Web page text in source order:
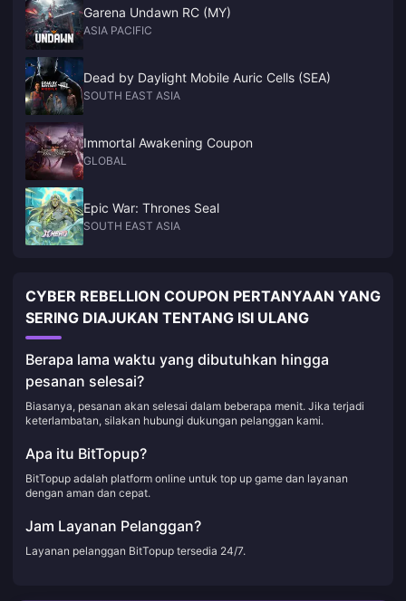
Garena Undawn RC (MY)
ASIA PACIFIC
Dead by Daylight Mobile Auric Cells (SEA)
SOUTH EAST ASIA
Immortal Awakening Coupon
GLOBAL
Epic War: Thrones Seal
SOUTH EAST ASIA
CYBER REBELLION COUPON PERTANYAAN YANG
SERING DIAJUKAN TENTANG ISI ULANG
Berapa lama waktu yang dibutuhkan hingga
pesanan selesai?
Biasanya, pesanan akan selesai dalam beberapa menit. Jika terjadi
keterlambatan, silakan hubungi dukungan pelanggan kami.
Apa itu BitTopup?
BitTopup adalah platform online untuk top up game dan layanan
dengan aman dan cepat.
Jam Layanan Pelanggan?
Layanan pelanggan BitTopup tersedia 24/7.